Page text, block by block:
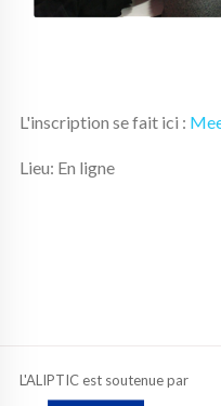
L'inscription se fait ici :
Lieu: En ligne
L'ALIPTIC est soutenue par